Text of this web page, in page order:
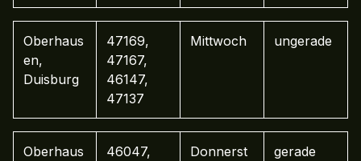
Oberhaus
en,
Duisburg
47169,
47167,
46147,
47137
Mittwoch ungerade
Oberhaus
46047,
Donnerst
gerade